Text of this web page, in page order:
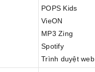
POPS Kids
VieON
MP3 Zing
Spotify
Trình duyệt web